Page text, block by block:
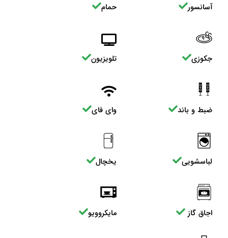
آسانسور حمام
جکوزی تلویزیون
ضبط و باند وای فای
لباسشویی یخچال
اجاق گاز مایکروویو